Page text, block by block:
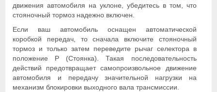
движения автомобиля на уклоне, убедитесь в том, что
стояночный тормоз надежно включен.
Если ваш автомобиль оснащен автоматической
коробкой передач, то сначала включите стояночный
тормоз и только затем переведите рычаг селектора в
положение Р (Стоянка). Такая последовательность
действий предотвращает самопроизвольное движение
автомобиля и передачу значительной нагрузки на
механизм блокировки выходного вала трансмиссии.